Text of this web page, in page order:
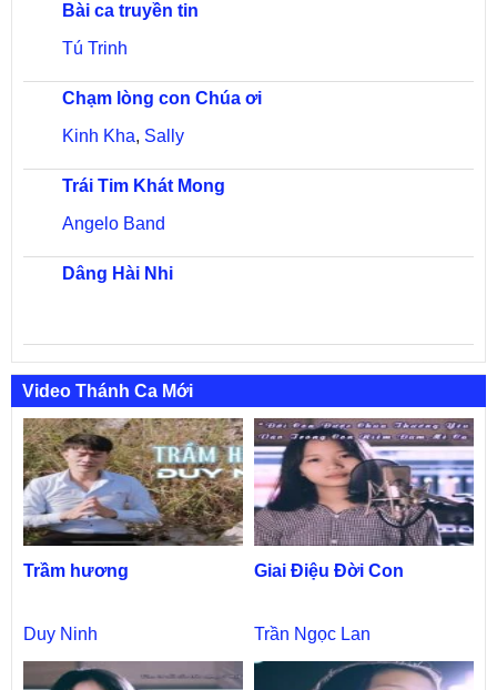
Bài ca truyền tin
Tú Trinh
Chạm lòng con Chúa ơi
Kinh Kha, Sally
Trái Tim Khát Mong
Angelo Band
Dâng Hài Nhi
Video Thánh Ca Mới
Trầm hương
Duy Ninh
Giai Điệu Đời Con
Trần Ngọc Lan